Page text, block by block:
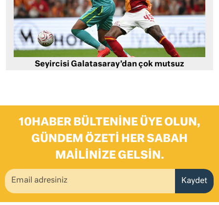
Seyircisi Galatasaray’dan çok mutsuz
10HABER BÜLTENINE ÜYE OLUN,
GÜNDEM ÖZETI HER SABAH
MAILINIZE GELSIN.
Kaydet